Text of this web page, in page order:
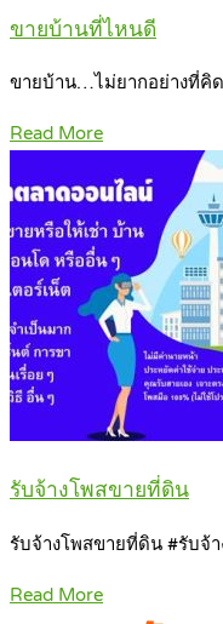
ขายบ้านที่ไหนดี
ขายบ้าน…ไม่ยากอย่างที่คิ
Read More
รับจ้างโพสขายที่ดิน
รับจ้างโพสขายที่ดิน #รับจ้
Read More